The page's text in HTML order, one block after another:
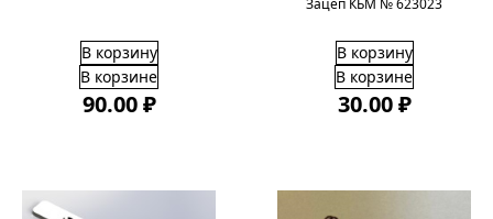
В корзину
В корзине
90.00 ₽
В корзину
В корзине
30.00 ₽